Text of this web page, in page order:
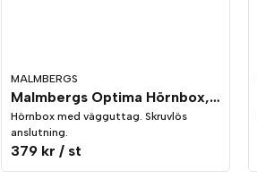
MALMBERGS
Malmbergs Optima Hörnbox, komplett, 2 st uttag vit
Hörnbox med vägguttag. Skruvlös
anslutning.
379 kr / st